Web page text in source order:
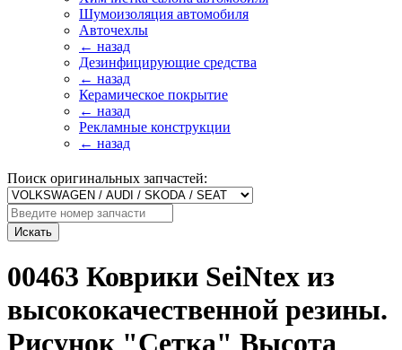
Шумоизоляция автомобиля
Авточехлы
← назад
Дезинфицирующие средства
← назад
Керамическое покрытие
← назад
Рекламные конструкции
← назад
Поиск оригинальных запчастей:
Искать
00463 Коврики SeiNtex из
высококачественной резины.
Рисунок "Сетка" Высота